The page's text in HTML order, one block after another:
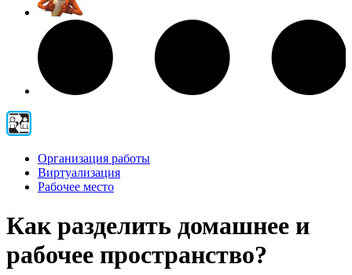
Организация работы
Виртуализация
Рабочее место
Как разделить домашнее и
рабочее пространство?